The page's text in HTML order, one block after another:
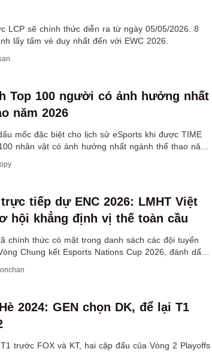
LCP sẽ chính thức diễn ra từ ngày 05/05/2026. 8
lấy tấm vé duy nhất đến với EWC 2026.
Top 100 người có ảnh hưởng nhất
năm 2026
mốc đặc biệt cho lịch sử eSports khi được TIME
nhân vật có ảnh hưởng nhất ngành thể thao năm
tiếp dự ENC 2026: LMHT Việt
hội khẳng định vị thế toàn cầu
chính thức có mặt trong danh sách các đội tuyển
Chung kết Esports Nations Cup 2026, đánh dấu
2024: GEN chọn DK, để lại T1
trước FOX và KT, hai cặp đấu của Vòng 2 Playoffs